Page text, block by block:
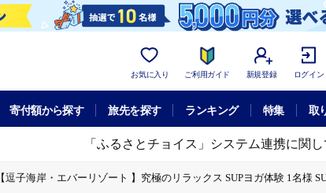
お気に入り ご利用ガイド 新規登録 ログイン
寄付額から探す 旅先を探す ランキング 特集 取
「ふるさとチョイス」システム連携に関し
【逗子海岸・エバーリゾート 】究極のリラックス SUPヨガ体験 1名様